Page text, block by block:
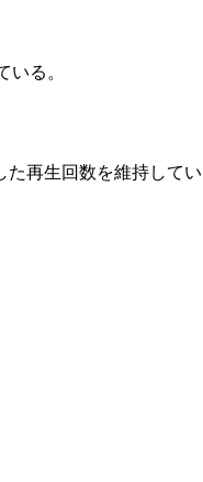
る。
再生回数を維持してい